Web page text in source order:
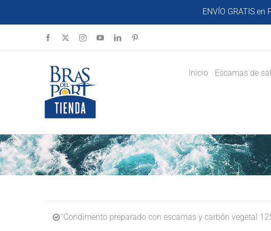
ENVÍO GRATIS
Facebook InstagramYouTubeLinkedIn
Inicio Escamas de sal
“Condimento preparado con escamas y carbón vegetal